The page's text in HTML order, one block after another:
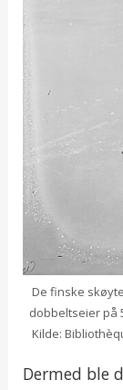
De finske
dobbeltseier på
Kilde:
Dermed ble